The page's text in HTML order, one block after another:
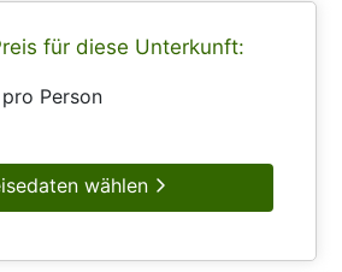
für diese Unterkunft:
pro Person
wählen